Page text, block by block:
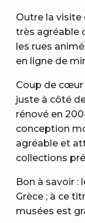
Outre la visite
très agréable
les rues
en ligne de
Coup de cœur
juste à côté
rénové en
conception
agréable et
collections
Bon à savoir
Grèce ; à ce
musées est